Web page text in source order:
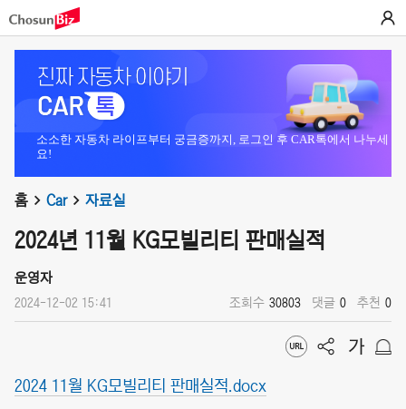
소소한 자동차 라이프부터 궁금증까지, 로그인 후 CAR톡에서 나누세
요!
홈 Car 자료실
2024년 11월 KG모빌리티 판매실적
운영자
2024-12-02 15:41 조회수 30803 댓글 0 추천 0
2024 11월 KG모빌리티 판매실적.docx